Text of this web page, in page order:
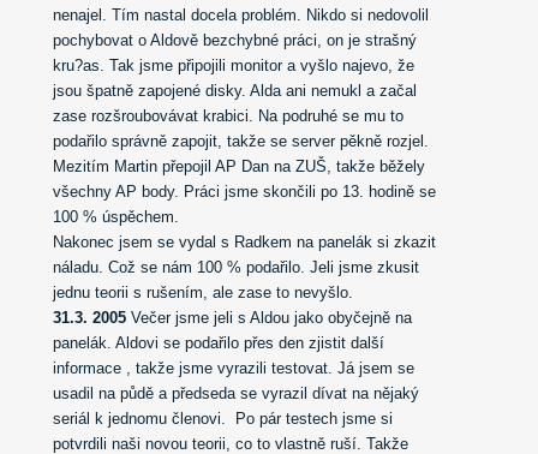
nenajel. Tím nastal docela problém. Nikdo si nedovolil
pochybovat o Aldově bezchybné práci, on je strašný
kru?as. Tak jsme připojili monitor a vyšlo najevo, že
jsou špatně zapojené disky. Alda ani nemukl a začal
zase rozšroubovávat krabici. Na podruhé se mu to
podařilo správně zapojit, takže se server pěkně rozjel.
Mezitím Martin přepojil AP Dan na ZUŠ, takže běžely
všechny AP body. Práci jsme skončili po 13. hodině se
100 % úspěchem.
Nakonec jsem se vydal s Radkem na panelák si zkazit
náladu. Což se nám 100 % podařilo. Jeli jsme zkusit
jednu teorii s rušením, ale zase to nevyšlo.
31.3. 2005 Večer jsme jeli s Aldou jako obyčejně na
panelák. Aldovi se podařilo přes den zjistit další
informace , takže jsme vyrazili testovat. Já jsem se
usadil na půdě a předseda se vyrazil dívat na nějaký
seriál k jednomu členovi.
Po pár testech jsme si
potvrdili naši novou teorii, co to vlastně ruší. Takže